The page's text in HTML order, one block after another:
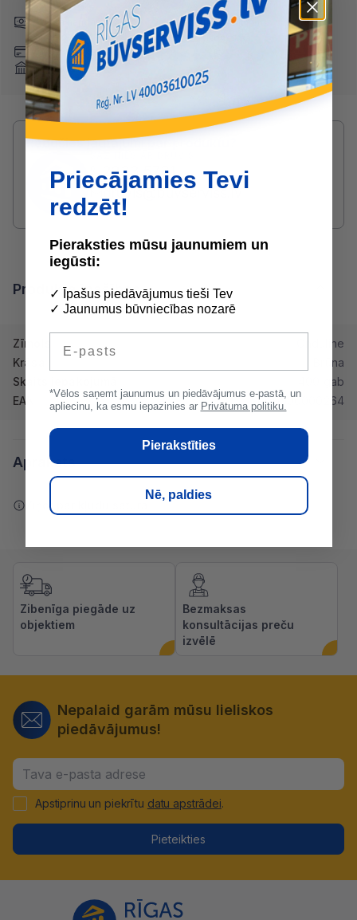
Skaidrā naudā
(arī preci
saņemot)
Maksājumu kartes
Internetbankas
Pārskaitījums
Radušies jautājumi par produktu?
2233 5731
druvis@buvserviss.lv
Produkta īpašības
Zīmols
Onduline
Krāsa
Brūna
Skaits iepakojumā
400 gab
EAN
2000000000264
Apraksts
Ziņot par kļūdu saturā
Zibenīga piegāde uz
objektiem
Bezmaksas
konsultācijas preču
izvēlē
Nepalaid garām mūsu lieliskos
piedāvājumus!
Apstiprinu un piekrītu datu apstrādei.
Pieteikties
Priecājamies Tevi
redzēt!
Pieraksties mūsu jaunumiem un
iegūsti:
✓ Īpašus piedāvājumus tieši Tev
✓ Jaunumus būvniecības nozarē
*Vēlos saņemt jaunumus un piedāvājumus e-pastā, un
apliecinu, ka esmu iepazinies ar Privātuma politiku.
Pierakstīties
Nē, paldies